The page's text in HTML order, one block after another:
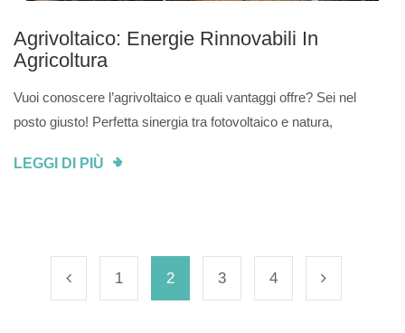
Agrivoltaico: Energie Rinnovabili In
Agricoltura
Vuoi conoscere l’agrivoltaico e quali vantaggi offre? Sei nel
posto giusto! Perfetta sinergia tra fotovoltaico e natura,
LEGGI DI PIÙ
1 2 3 4